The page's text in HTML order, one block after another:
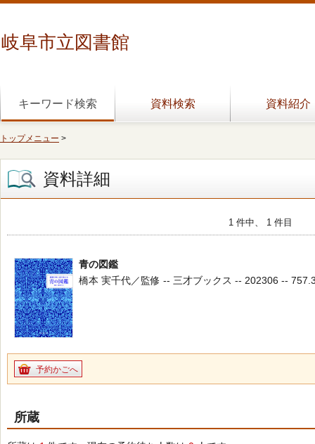
岐阜市立図書館
キーワード検索 資料検索 資料紹介
トップメニュー >
資料詳細
1 件中、 1 件目
青の図鑑
橋本 実千代／監修 -- 三才ブックス -- 202306 --
予約かごへ
所蔵